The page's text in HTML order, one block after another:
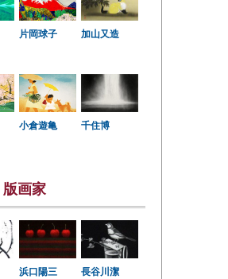
片岡球子 加山又造
小倉遊亀 千住博
版画家
浜口陽三 長谷川潔